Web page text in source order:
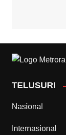
TELUSURI
Nasional
Internasional